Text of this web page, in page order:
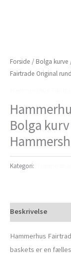
Forside / Bolga kurve
Fairtrade Original
Bolga
Kategori:
Beskrivelse
Hammerhus
baskets er en